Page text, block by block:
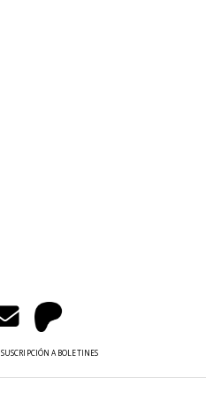
SUSCRIPCIÓN A BOLETINES